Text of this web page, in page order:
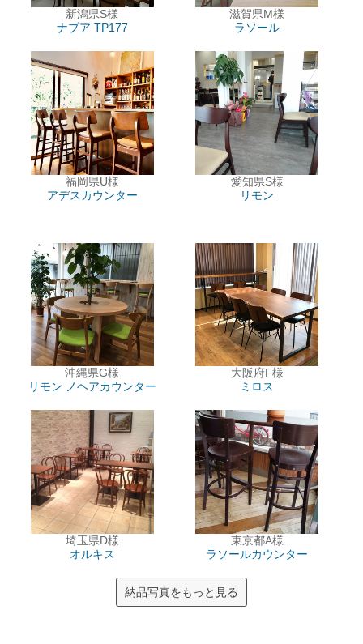
新潟県S様
ナプア TP177
滋賀県M様
ラソール
福岡県U様
アデスカウンター
愛知県S様
リモン
沖縄県G様
リモン ノヘアカウンター
大阪府F様
ミロス
埼玉県D様
オルキス
東京都A様
ラソールカウンター
納品写真をもっと見る